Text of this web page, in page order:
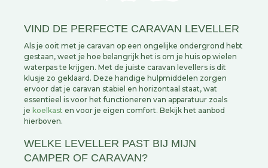
VIND DE PERFECTE CARAVAN LEVELLER
Als je ooit met je caravan op een ongelijke ondergrond hebt
gestaan, weet je hoe belangrijk het is om je huis op wielen
waterpas te krijgen. Met de juiste caravan levellers is dit
klusje zo geklaard. Deze handige hulpmiddelen zorgen
ervoor dat je caravan stabiel en horizontaal staat, wat
essentieel is voor het functioneren van apparatuur zoals
je koelkast en voor je eigen comfort. Bekijk het aanbod
hierboven.
WELKE LEVELLER PAST BIJ MIJN
CAMPER OF CARAVAN?